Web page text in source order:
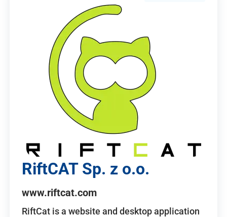
RiftCAT Sp. z o.o.
www.riftcat.com
RiftCat is a website and desktop application